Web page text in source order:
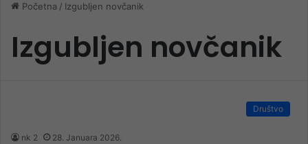
Početna / Izgubljen novčanik
Izgubljen novčanik
Društvo
nk 2 28. Januara 2026.